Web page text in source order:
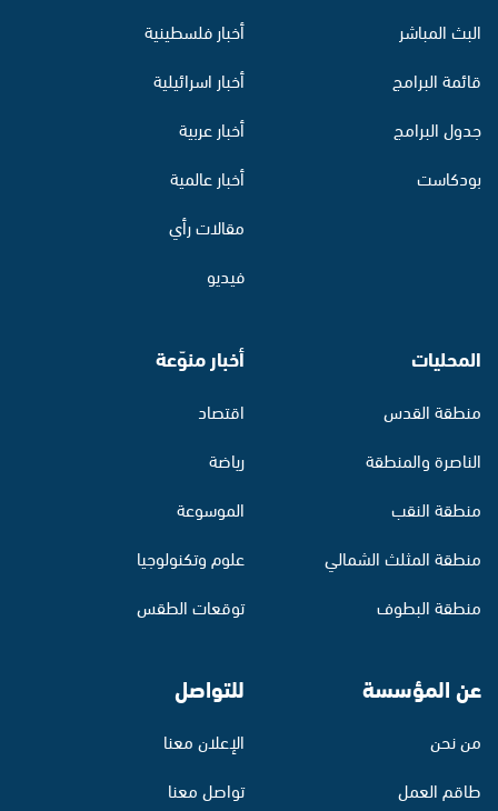
البث المباشر
قائمة البرامج
جدول البرامج
بودكاست
أخبار فلسطينية
أخبار اسرائيلية
أخبار عربية
أخبار عالمية
مقالات رأي
فيديو
المحليات
منطقة القدس
الناصرة والمنطقة
منطقة النقب
منطقة المثلث الشمالي
منطقة البطوف
أخبار منوّعة
اقتصاد
رياضة
الموسوعة
علوم وتكنولوجيا
توقعات الطقس
عن المؤسسة
من نحن
طاقم العمل
للتواصل
الإعلان معنا
تواصل معنا